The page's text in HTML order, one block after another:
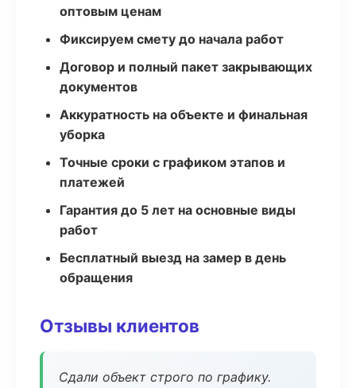
оптовым ценам
Фиксируем смету до начала работ
Договор и полный пакет закрывающих
документов
Аккуратность на объекте и финальная
уборка
Точные сроки с графиком этапов и
платежей
Гарантия до 5 лет на основные виды
работ
Бесплатный выезд на замер в день
обращения
Отзывы клиентов
Сдали объект строго по графику.